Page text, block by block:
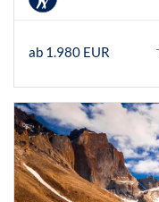
ab 1.980 EUR